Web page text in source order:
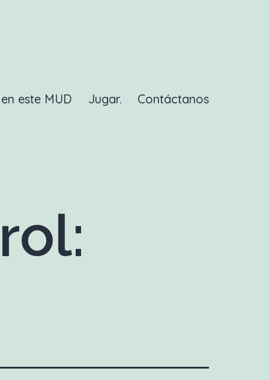
este MUD Jugar. Contáctanos